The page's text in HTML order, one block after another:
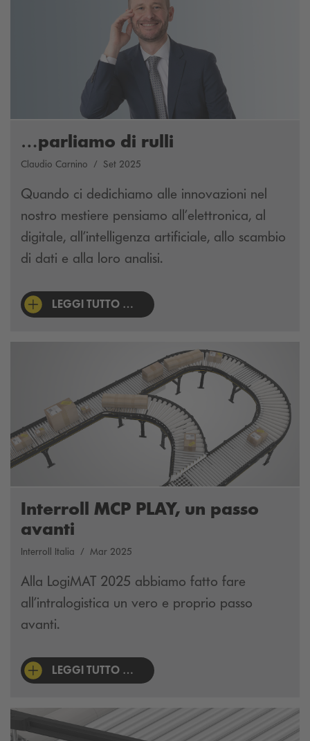
…parliamo di rulli
Claudio Carnino Set 2025
Quando ci dedichiamo alle innovazioni nel
nostro mestiere pensiamo all’elettronica, al
digitale, all’intelligenza artificiale, allo scambio
di dati e alla loro analisi.
LEGGI TUTTO …
Interroll MCP PLAY, un passo
avanti
Interroll Italia Mar 2025
Alla LogiMAT 2025 abbiamo fatto fare
all’intralogistica un vero e proprio passo
avanti.
LEGGI TUTTO …